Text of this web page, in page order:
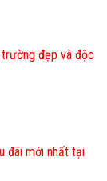
trường đẹp và độc
đãi mới nhất tại